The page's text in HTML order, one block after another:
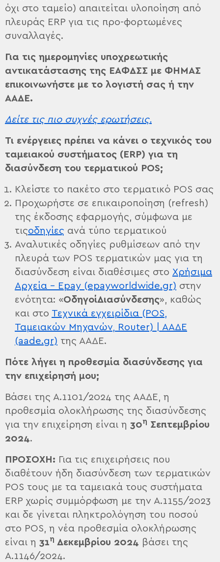
όχι στο ταμείο) απαιτείται υλοποίηση από
πλευράς ERP για τις προ-φορτωμένες
συναλλαγές.
Για τις ημερομηνίες υποχρεωτικής
αντικατάστασης της ΕΑΦΔΣΣ με ΦΗΜΑΣ
επικοινωνήστε με το λογιστή σας ή την
ΑΑΔΕ.
Δείτε τις πιο συχνές ερωτήσεις.
Τι ενέργειες πρέπει να κάνει ο τεχνικός του
ταμειακού συστήματος (ERP) για τη
διασύνδεση του τερματικού POS;
Κλείστε το πακέτο στο τερματικό POS σας
Προχωρήστε σε επικαιροποίηση (refresh)
της έκδοσης εφαρμογής, σύμφωνα με
τιςοδηγίες ανά τύπο τερματικού
Αναλυτικές οδηγίες ρυθμίσεων από την
πλευρά των POS τερματικών μας για τη
διασύνδεση είναι διαθέσιμες στο Χρήσιμα
Αρχεία – Epay (epayworldwide.gr) στην
ενότητα: «ΟδηγοίΔιασύνδεσης», καθώς
και στο Τεχνικά εγχειρίδια (POS,
Ταμειακών Μηχανών, Router) | ΑΑΔΕ
(aade.gr) της ΑΑΔΕ.
Πότε λήγει η προθεσμία διασύνδεσης για
την επιχείρησή μου;
Βάσει της Α.1101/2024 της ΑΑΔΕ, η
προθεσμία ολοκλήρωσης της διασύνδεσης
για την επιχείρηση είναι η 30η Σεπτεμβρίου
2024.
ΠΡΟΣΟΧΗ: Για τις επιχειρήσεις που
διαθέτουν ήδη διασύνδεση των τερματικών
POS τους με τα ταμειακά τους συστήματα
ERP χωρίς συμμόρφωση με την Α.1155/2023
και δε γίνεται πληκτρολόγηση του ποσού
στο POS, η νέα προθεσμία ολοκλήρωσης
είναι η 31η Δεκεμβρίου 2024 βάσει της
Α.1146/2024.